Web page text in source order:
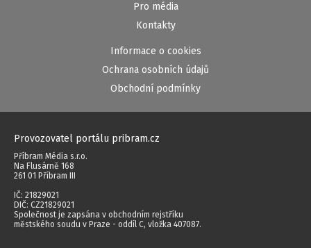
Pro média
Kontakty
Informace o cookies
Ochrana osobních údajů
Obchodní podmínky
Provozovatel portálu pribram.cz
Příbram Média s.r.o.
Na Flusárně 168
261 01 Příbram III
IČ: 21829021
DIČ: CZ21829021
Společnost je zapsána v obchodním rejstříku
městského soudu v Praze - oddíl C, vložka 407087.